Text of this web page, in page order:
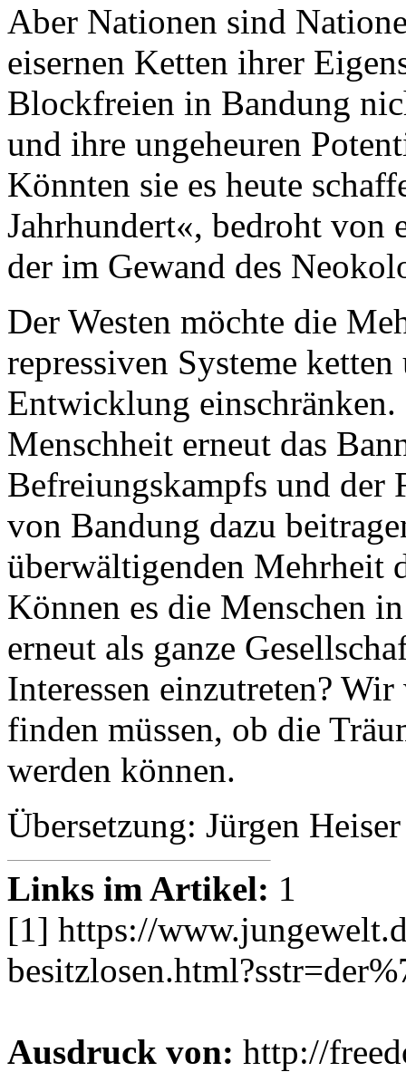
Aber Nationen sind
eisernen Ketten ihrer
Blockfreien in Bandung
und ihre ungeheuren
Könnten sie es heute
Jahrhundert«, bedroht von
der im Gewand des
Der Westen möchte die
repressiven Systeme
Entwicklung
Menschheit erneut das
Befreiungskampfs und der
von Bandung dazu
überwältigenden Mehrheit
Können es die Menschen
erneut als ganze
Interessen einzutreten?
finden müssen, ob die
werden können.
Übersetzung: Jürgen Heiser
Links im Artikel: 1
[1] https://
Ausdruck von: http://